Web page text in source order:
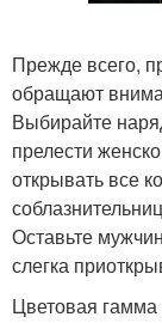
Прежде всего,
обращают
Выбирайте
прелести
открывать все
Оставьте
слегка
Цветовая гамма